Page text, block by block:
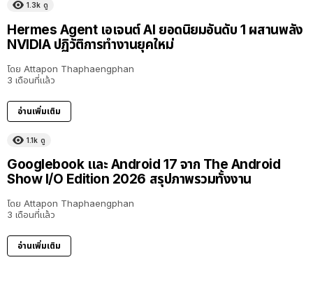
1.3k ดู
Hermes Agent เอเจนต์ AI ยอดนิยมอันดับ 1 ผสานพลัง
NVIDIA ปฏิวัติการทำงานยุคใหม่
โดย Attapon Thaphaengphan
3 เดือนที่แล้ว
อ่านเพิ่มเติม
1.1k ดู
Googlebook และ Android 17 จาก The Android
Show I/O Edition 2026 สรุปภาพรวมทั้งงาน
โดย Attapon Thaphaengphan
3 เดือนที่แล้ว
อ่านเพิ่มเติม